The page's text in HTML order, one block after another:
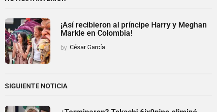
¡Así recibieron al príncipe Harry y Meghan
Markle en Colombia!
by César García
SIGUIENTE NOTICIA